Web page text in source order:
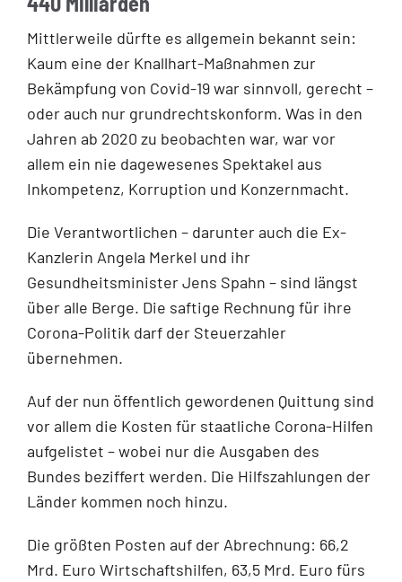
Mittlerweile dürfte es allgemein bekannt sein:
Kaum eine der Knallhart-Maßnahmen zur
Bekämpfung von Covid-19 war sinnvoll, gerecht –
oder auch nur grundrechtskonform. Was in den
Jahren ab 2020 zu beobachten war, war vor
allem ein nie dagewesenes Spektakel aus
Inkompetenz, Korruption und Konzernmacht.
Die Verantwortlichen – darunter auch die Ex-
Kanzlerin Angela Merkel und ihr
Gesundheitsminister Jens Spahn – sind längst
über alle Berge. Die saftige Rechnung für ihre
Corona-Politik darf der Steuerzahler
übernehmen.
Auf der nun öffentlich gewordenen Quittung sind
vor allem die Kosten für staatliche Corona-Hilfen
aufgelistet – wobei nur die Ausgaben des
Bundes beziffert werden. Die Hilfszahlungen der
Länder kommen noch hinzu.
Die größten Posten auf der Abrechnung: 66,2
Mrd. Euro Wirtschaftshilfen, 63,5 Mrd. Euro fürs